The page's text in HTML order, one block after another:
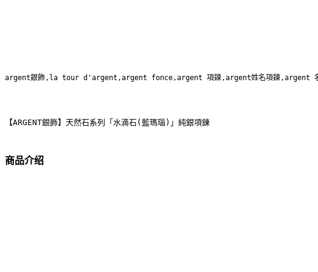
argent銀飾,la tour d'argent,argent fonce,argent 項鍊,argent姓名項鍊,argent
【ARGENT銀飾】天然石系列「水滴石(藍瑪瑙)」純銀項鍊
商品介绍